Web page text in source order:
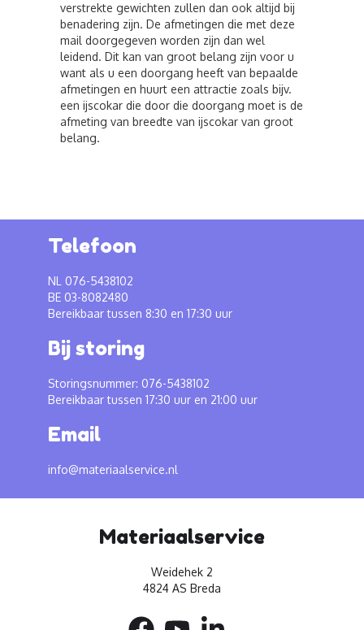
verstrekte gewichten zullen dan ook altijd bij
benadering zijn. De afmetingen die met deze
mail doorgegeven worden zijn dan wel
leidend. Dit kan van groot belang zijn voor u
want als u een doorgang heeft van bepaalde
afmetingen en huurt een attractie zoals bijv.
een ijscokar die door die doorgang moet is de
afmeting van breedte van ijscokar van groot
belang.
Telefoon
NL 076-5438102
BE 03-8082480
Bereikbaar tussen 8:30 en 17:30 uur
Bij storing
Storingsnummer: 076-5438102
Bereikbaar tussen 17:30 uur en 21:00 uur
Email
info@materiaalservice.nl
Materiaalservice
Weidehek 2
4824 AS Breda